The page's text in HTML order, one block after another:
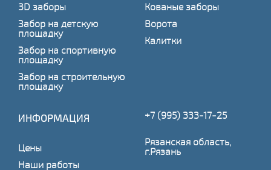
3D заборы
Забор на детскую
площадку
Забор на спортивную
площадку
Забор на строительную
площадку
Кованые заборы
Ворота
Калитки
ИНФОРМАЦИЯ
Цены
Наши работы
+7 (995) 333-17-25
Рязанская область,
г.Рязань